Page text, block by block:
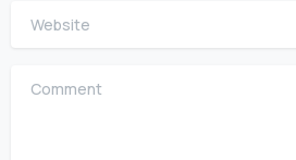
Website
Comment